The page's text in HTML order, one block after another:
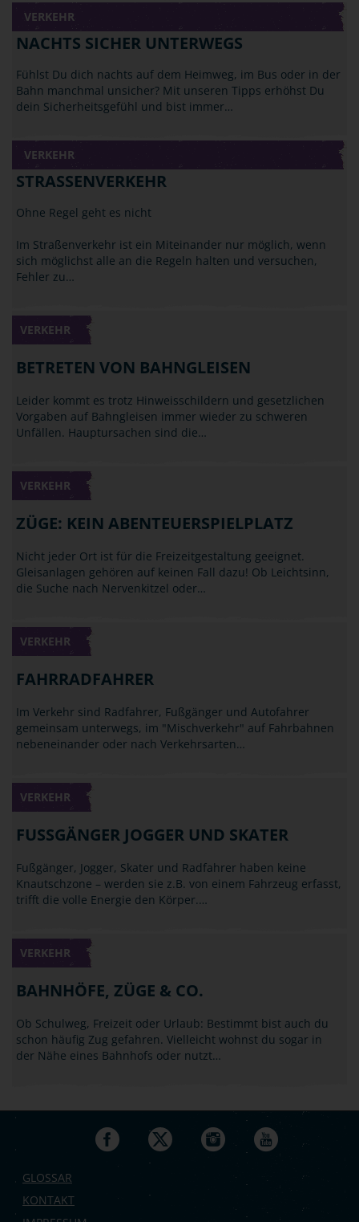
VERKEHR
NACHTS SICHER UNTERWEGS
Fühlst Du dich nachts auf dem Heimweg, im Bus oder in der
Bahn manchmal unsicher? Mit unseren Tipps erhöhst Du
dein Sicherheitsgefühl und bist immer…
VERKEHR
STRASSENVERKEHR
Ohne Regel geht es nicht
Im Straßenverkehr ist ein Miteinander nur möglich, wenn
sich möglichst alle an die Regeln halten und versuchen,
Fehler zu…
VERKEHR
BETRETEN VON BAHNGLEISEN
Leider kommt es trotz Hinweisschildern und gesetzlichen
Vorgaben auf Bahngleisen immer wieder zu schweren
Unfällen. Hauptursachen sind die…
VERKEHR
ZÜGE: KEIN ABENTEUERSPIELPLATZ
Nicht jeder Ort ist für die Freizeitgestaltung geeignet.
Gleisanlagen gehören auf keinen Fall dazu! Ob Leichtsinn,
die Suche nach Nervenkitzel oder…
VERKEHR
FAHRRADFAHRER
Im Verkehr sind Radfahrer, Fußgänger und Autofahrer
gemeinsam unterwegs, im "Mischverkehr" auf Fahrbahnen
nebeneinander oder nach Verkehrsarten…
VERKEHR
FUSSGÄNGER JOGGER UND SKATER
Fußgänger, Jogger, Skater und Radfahrer haben keine
Knautschzone – werden sie z.B. von einem Fahrzeug erfasst,
trifft die volle Energie den Körper.…
VERKEHR
BAHNHÖFE, ZÜGE & CO.
Ob Schulweg, Freizeit oder Urlaub: Bestimmt bist auch du
schon häufig Zug gefahren. Vielleicht wohnst du sogar in
der Nähe eines Bahnhofs oder nutzt…
GLOSSAR
KONTAKT